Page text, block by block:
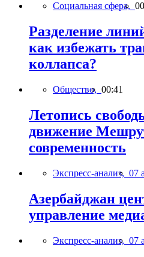
Социальная сфера,
Разделение
как избежать
коллапса?
Общество, 00:41
Летопись
движение
современность
Экспресс-анализ, 07
Азербайджан
управление
Экспресс-анализ, 07